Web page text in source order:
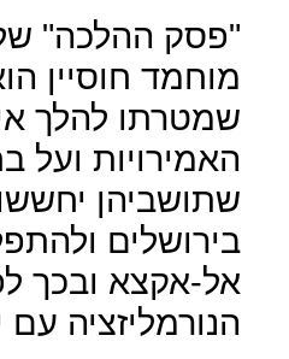
"פסק ההלכה"
מוחמד חוסיין
שמטרתו להלך
האמירויות ועל
שתושביהן
בירושלים
אל-אקצא ובכך
הנורמליזציה